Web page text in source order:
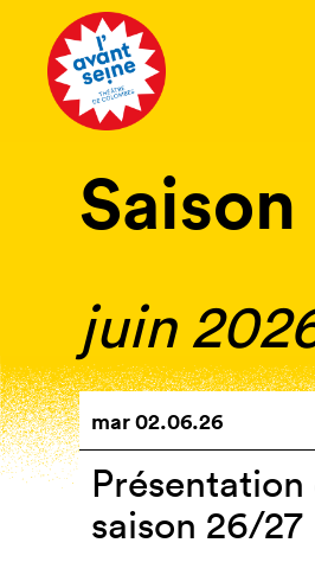
juin
mar02.06.26
Présentation
saison 26/27